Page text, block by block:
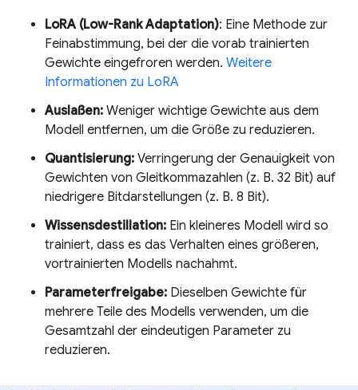
LoRA (Low-Rank Adaptation): Eine Methode zur
Feinabstimmung, bei der die vorab trainierten
Gewichte eingefroren werden. Weitere
Informationen zu LoRA
Auslaßen: Weniger wichtige Gewichte aus dem
Modell entfernen, um die Größe zu reduzieren.
Quantisierung: Verringerung der Genauigkeit von
Gewichten von Gleitkommazahlen (z. B. 32 Bit) auf
niedrigere Bitdarstellungen (z. B. 8 Bit).
Wissensdestillation: Ein kleineres Modell wird so
trainiert, dass es das Verhalten eines größeren,
vortrainierten Modells nachahmt.
Parameterfreigabe: Dieselben Gewichte für
mehrere Teile des Modells verwenden, um die
Gesamtzahl der eindeutigen Parameter zu
reduzieren.